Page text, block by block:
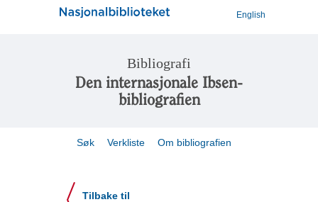
English
Bibliografi
Den internasjonale Ibsen-
bibliografien
Søk Verkliste Om bibliografien
Tilbake til